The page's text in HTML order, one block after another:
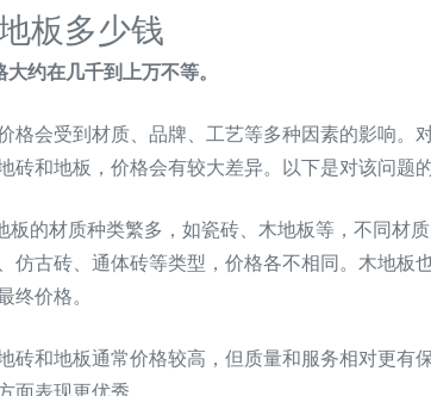
板多少钱
约在几千到上万不等。
格会受到材质、品牌、工艺等多种因素的影响。
砖和地板，价格会有较大差异。以下是对该问题
板的材质种类繁多，如瓷砖、木地板等，不同材质
仿古砖、通体砖等类型，价格各不相同。木地板
价格。
砖和地板通常价格较高，但质量和服务相对更有